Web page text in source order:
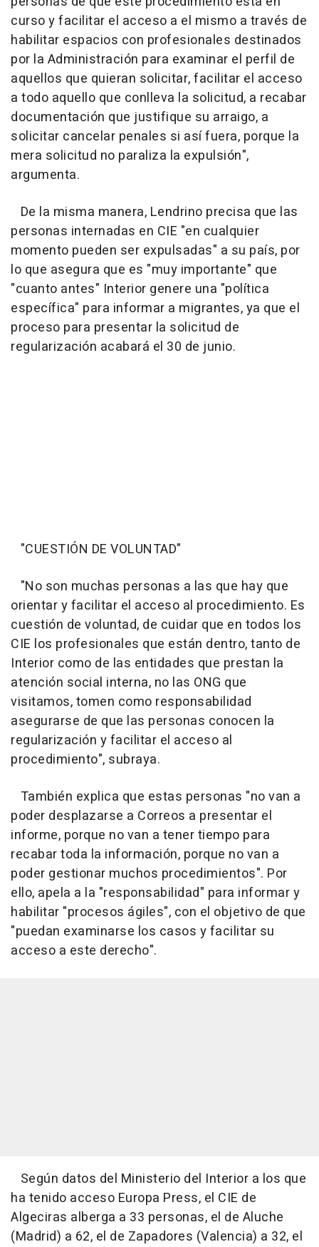
curso y facilitar el acceso a el mismo a través de
habilitar espacios con profesionales destinados
por la Administración para examinar el perfil de
aquellos que quieran solicitar, facilitar el acceso
a todo aquello que conlleva la solicitud, a recabar
documentación que justifique su arraigo, a
solicitar cancelar penales si así fuera, porque la
mera solicitud no paraliza la expulsión",
argumenta.
De la misma manera, Lendrino precisa que las
personas internadas en CIE "en cualquier
momento pueden ser expulsadas" a su país, por
lo que asegura que es "muy importante" que
"cuanto antes" Interior genere una "política
específica" para informar a migrantes, ya que el
proceso para presentar la solicitud de
regularización acabará el 30 de junio.
"CUESTIÓN DE VOLUNTAD"
"No son muchas personas a las que hay que
orientar y facilitar el acceso al procedimiento. Es
cuestión de voluntad, de cuidar que en todos los
CIE los profesionales que están dentro, tanto de
Interior como de las entidades que prestan la
atención social interna, no las ONG que
visitamos, tomen como responsabilidad
asegurarse de que las personas conocen la
regularización y facilitar el acceso al
procedimiento", subraya.
También explica que estas personas "no van a
poder desplazarse a Correos a presentar el
informe, porque no van a tener tiempo para
recabar toda la información, porque no van a
poder gestionar muchos procedimientos". Por
ello, apela a la "responsabilidad" para informar y
habilitar "procesos ágiles", con el objetivo de que
"puedan examinarse los casos y facilitar su
acceso a este derecho".
Según datos del Ministerio del Interior a los que
ha tenido acceso Europa Press, el CIE de
Algeciras alberga a 33 personas, el de Aluche
(Madrid) a 62, el de Zapadores (Valencia) a 32, el